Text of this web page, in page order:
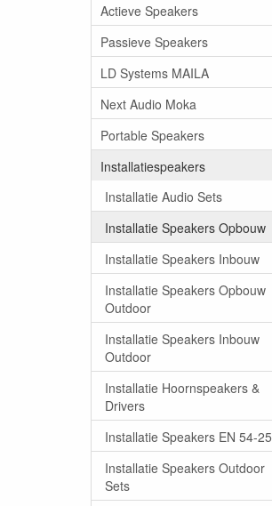
Actieve Speakers
Passieve Speakers
LD Systems MAILA
Next Audio Moka
Portable Speakers
Installatiespeakers
Installatie Audio Sets
Installatie Speakers Opbouw
Installatie Speakers Inbouw
Installatie Speakers Opbouw
Outdoor
Installatie Speakers Inbouw
Outdoor
Installatie Hoornspeakers &
Drivers
Installatie Speakers EN 54-25
Installatie Speakers Outdoor
Sets